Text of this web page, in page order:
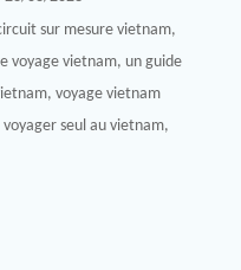
sur mesure vietnam,
voyage vietnam, un guide
, voyage vietnam
voyager seul au vietnam,